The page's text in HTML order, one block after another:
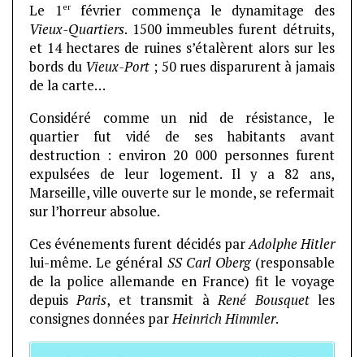
Le 1erfévrier commença le dynamitage des
Vieux-Quartiers. 1500 immeubles furent détruits,
et 14 hectares de ruines s’étalèrent alors sur les
bords du Vieux-Port ; 50 rues disparurent à jamais
de la carte…
Considéré comme un nid de résistance, le
quartier fut vidé de ses habitants avant
destruction : environ 20 000 personnes furent
expulsées de leur logement. Il y a 82 ans,
Marseille, ville ouverte sur le monde, se refermait
sur l’horreur absolue.
Ces événements furent décidés parAdolphe Hitler
lui-même. Le général SS Carl Oberg(responsable
de la police allemande en France) fit le voyage
depuisParis, et transmit àRené Bousquetles
consignes données parHeinrich Himmler.